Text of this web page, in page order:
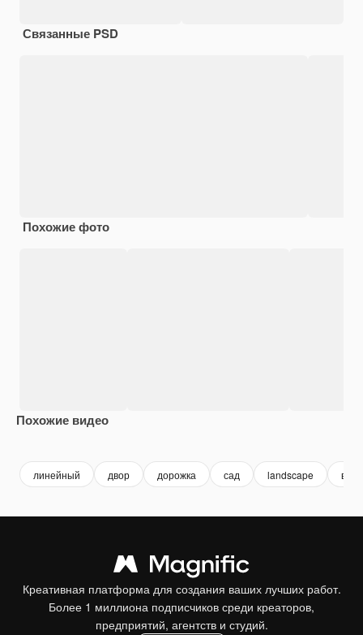
Связанные PSD
Похожие фото
Похожие видео
линейный двор дорожка сад landscape
Креативная платформа для создания ваших лучших работ.
Более 1 миллиона подписчиков среди креаторов,
предприятий, агентств и студий.